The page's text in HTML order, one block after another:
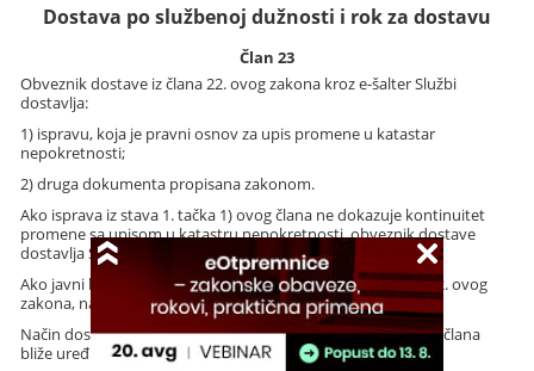
Dostava po službenoj dužnosti i rok za dostavu
Član 23
Obveznik dostave iz člana 22. ovog zakona kroz e-šalter Službi
dostavlja:
1) ispravu, koja je pravni osnov za upis promene u katastar
nepokretnosti;
2) druga dokumenta propisana zakonom.
Ako isprava iz stava 1. tačka 1) ovog člana ne dokazuje kontinuitet
promene sa upisom u katastru nepokretnosti, obveznik dostave
dostavlja Službi i isprave kojima se taj kontinuitet dokazuje.
Ako javni beležnik dostavu vrši u skladu sa članom 22. stav 2. ovog
zakona, navodi razlog za dostavu propisan tom odredbom.
Način dostave isprave i drugih dokumenata iz stava 1. ovog člana
bliže uređuje Vlada.